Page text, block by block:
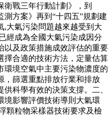
衛戰三年行動計劃》，到
測方案》再到“十四五”規劃建
,大氣污染問題越來越受到大
經成為全國大氣污染成因分
以及政策措施成效評估的重要
擇合適的技術方法，定量估算
環境空氣中主要污染物濃度的
，篩選重點排放行業和排放
科學有效的決策支撐。二、
境影響評價技術導則大氣環
顆粒物采樣器技術要求及檢